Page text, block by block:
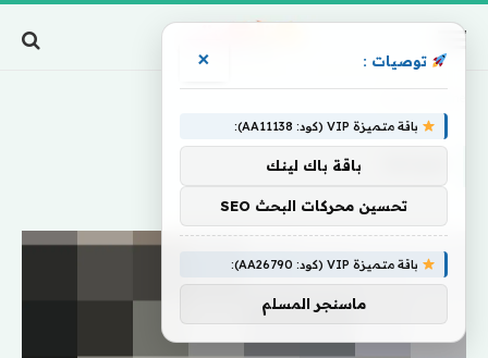
توصيات : ×
باقة متميزة VIP (كود: AA11138):
باقة باك لينك
تحسين محركات البحث SEO
باقة متميزة VIP (كود: AA26790):
ماسنجر المسلم